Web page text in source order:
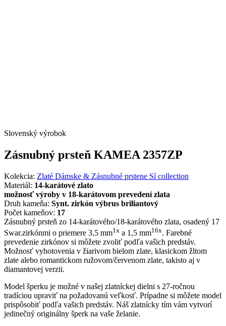
Slovenský výrobok
Zásnubný prsteň KAMEA 2357ZP
Kolekcia: Zlaté Dámske & Zásnubné prstene Sí collection
Materiál: 14-karátové zlato
možnosť výroby v 18-karátovom prevedení zlata
Druh kameňa: Synt. zirkón výbrus briliantový
Počet kameňov: 17
Zásnubný prsteň zo 14-karátového/18-karátového zlata, osadený 17
Swar.zirkónmi o priemere 3,5 mm1x a 1,5 mm16x. Farebné
prevedenie zirkónov si môžete zvoliť podľa vašich predstáv.
Možnosť vyhotovenia v žiarivom bielom zlate, klasickom žltom
zlate alebo romantickom ružovom/červenom zlate, takisto aj v
diamantovej verzii.
Model šperku je možné v našej zlatníckej dielni s 27-ročnou
tradíciou upraviť na požadovanú veľkosť. Prípadne si môžete model
prispôsobiť podľa vašich predstáv. Náš zlatnícky tím vám vytvorí
jedinečný originálny šperk na vaše želanie.